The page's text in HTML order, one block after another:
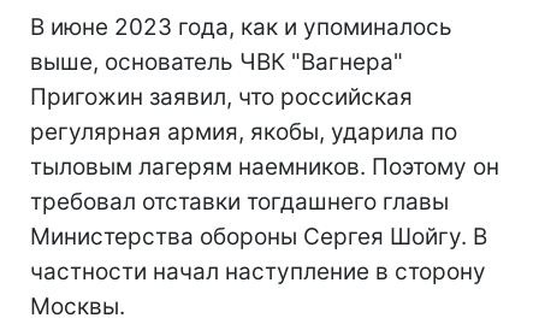
В июне 2023 года, как и упоминалось
выше, основатель ЧВК "Вагнера"
Пригожин заявил, что российская
регулярная армия, якобы, ударила по
тыловым лагерям наемников. Поэтому он
требовал отставки тогдашнего главы
Министерства обороны Сергея Шойгу. В
частности начал наступление в сторону
Москвы.